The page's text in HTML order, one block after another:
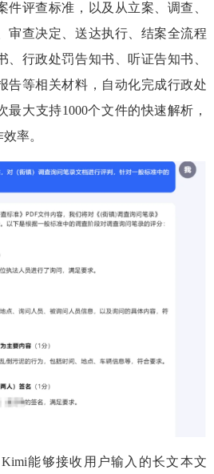
件评查标准，以及从立案、调查、
审查决定、送达执行、结案全流程
、行政处罚告知书、听证告知书、
告等相关材料，自动化完成行政处
大支持1000个文件的快速解析，
率。
能够接收用户输入的长文本文